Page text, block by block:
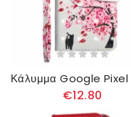
€12.80